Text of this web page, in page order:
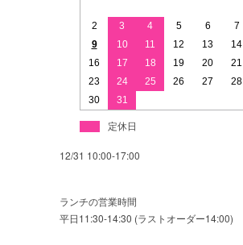
2
3 4 5 6 7
9
10 11 12 13 14
16
17 18 19 20 21
23
24 25 26 27 28
30
31
定休日
12/31 10:00-17:00
ランチの営業時間
平日11:30-14:30 (ラストオーダー14:00)